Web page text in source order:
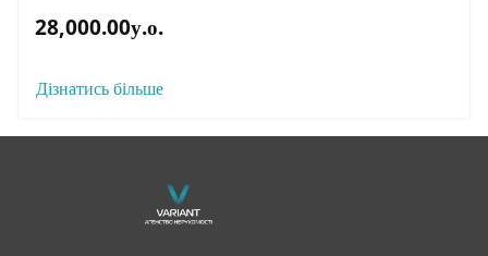
28,000.00у.о.
Дізнатись більше